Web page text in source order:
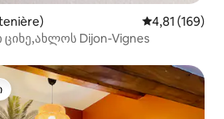
საშუალო
4,81 (169)
ციხე,ახლოს Dijon-Vignes
ვარიანტი